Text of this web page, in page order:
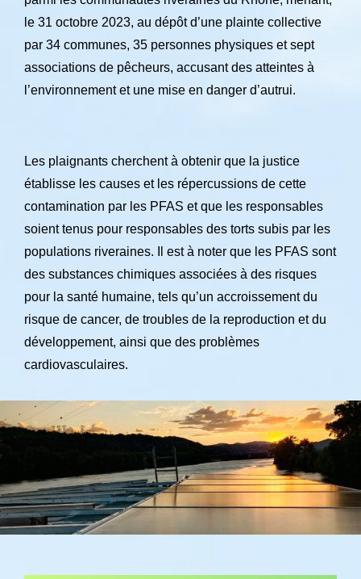
le 31 octobre 2023, au dépôt d’une plainte collective
par 34 communes, 35 personnes physiques et sept
associations de pêcheurs, accusant des atteintes à
l’environnement et une mise en danger d’autrui.
Les plaignants cherchent à obtenir que la justice
établisse les causes et les répercussions de cette
contamination par les PFAS et que les responsables
soient tenus pour responsables des torts subis par les
populations riveraines. Il est à noter que les PFAS sont
des substances chimiques associées à des risques
pour la santé humaine, tels qu’un accroissement du
risque de cancer, de troubles de la reproduction et du
développement, ainsi que des problèmes
cardiovasculaires.